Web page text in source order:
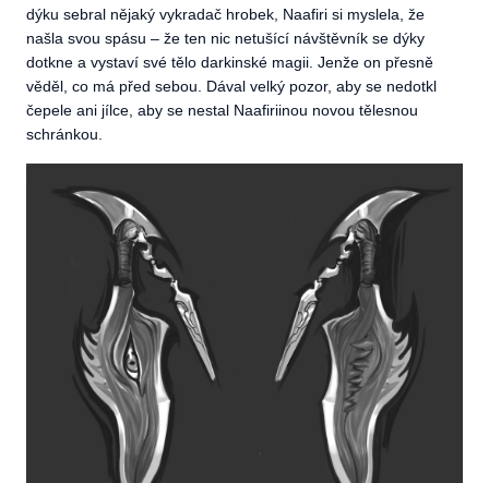
dýku sebral nějaký vykradač hrobek, Naafiri si myslela, že
našla svou spásu – že ten nic netušící návštěvník se dýky
dotkne a vystaví své tělo darkinské magii. Jenže on přesně
věděl, co má před sebou. Dával velký pozor, aby se nedotkl
čepele ani jílce, aby se nestal Naafiriinou novou tělesnou
schránkou.